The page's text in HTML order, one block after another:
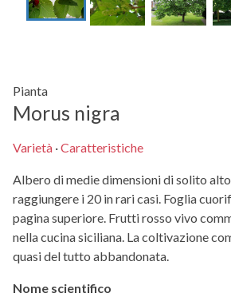
Pianta
Morus nigra
Varietà ·Caratteristiche
Albero di medie dimensioni di solito
raggiungere i 20 in rari casi. Foglia
pagina superiore. Frutti rosso vivo
nella cucina siciliana. La coltivazione
quasi del tutto abbandonata.
Nome scientifico